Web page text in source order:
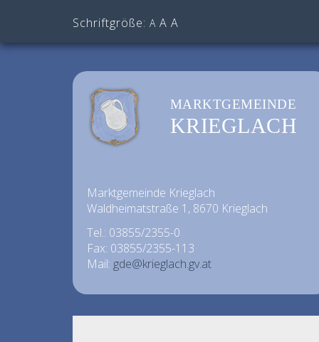
Schriftgröße: A A A
MARKTGEMEINDE
KRIEGLACH
Marktgemeinde Krieglach
Waldheimatstraße 1, 8670 Krieglach
Tel.: 03855/2355-0
Fax: 03855/2355-113
Mail: gde@krieglach.gv.at